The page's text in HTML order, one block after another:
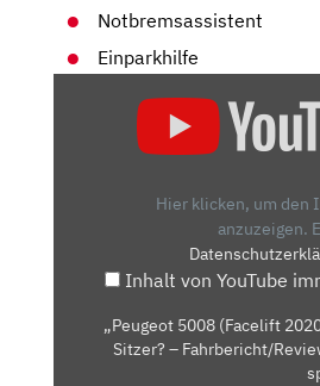
Notbremsassistent
Einparkhilfe
(FACELIFT
SITZER?
Hier klicken, um den
anzuzeigen.
Inhalt von YouTube
„Peugeot 5008 (Facelift
Sitzer? – Fahrbericht/